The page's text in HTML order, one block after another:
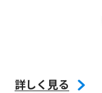
詳しく見る